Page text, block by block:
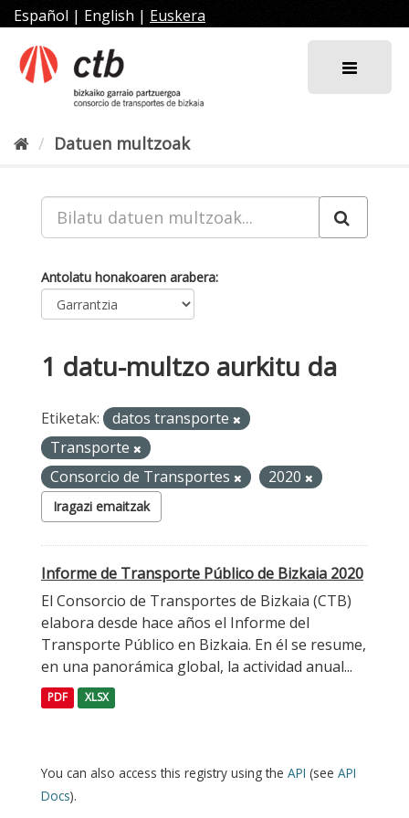
Joan
edukira
Español | English | Euskera
Datuen multzoak
Antolatu honakoaren arabera
1 datu-multzo aurkitu da
Etiketak:
datos transporte
Transporte
Consorcio de Transportes
2020
Iragazi emaitzak
Informe de Transporte Público de Bizkaia 2020
El Consorcio de Transportes de Bizkaia (CTB)
elabora desde hace años el Informe del
Transporte Público en Bizkaia. En él se resume,
en una panorámica global, la actividad anual...
PDF XLSX
You can also access this registry using the API (see API
Docs).